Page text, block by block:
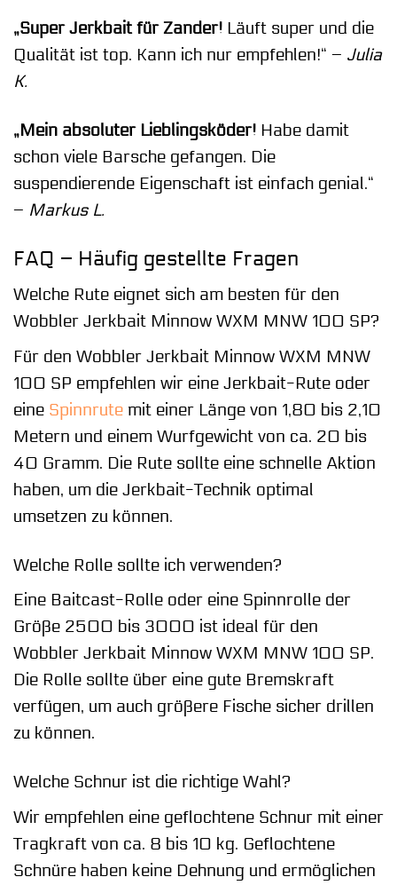
„Super Jerkbait für Zander! Läuft super und die
Qualität ist top. Kann ich nur empfehlen!“ – Julia
K.
„Mein absoluter Lieblingsköder! Habe damit
schon viele Barsche gefangen. Die
suspendierende Eigenschaft ist einfach genial.“
– Markus L.
FAQ – Häufig gestellte Fragen
Welche Rute eignet sich am besten für den
Wobbler Jerkbait Minnow WXM MNW 100 SP?
Für den Wobbler Jerkbait Minnow WXM MNW
100 SP empfehlen wir eine Jerkbait-Rute oder
eine Spinnrute mit einer Länge von 1,80 bis 2,10
Metern und einem Wurfgewicht von ca. 20 bis
40 Gramm. Die Rute sollte eine schnelle Aktion
haben, um die Jerkbait-Technik optimal
umsetzen zu können.
Welche Rolle sollte ich verwenden?
Eine Baitcast-Rolle oder eine Spinnrolle der
Größe 2500 bis 3000 ist ideal für den
Wobbler Jerkbait Minnow WXM MNW 100 SP.
Die Rolle sollte über eine gute Bremskraft
verfügen, um auch größere Fische sicher drillen
zu können.
Welche Schnur ist die richtige Wahl?
Wir empfehlen eine geflochtene Schnur mit einer
Tragkraft von ca. 8 bis 10 kg. Geflochtene
Schnüre haben keine Dehnung und ermöglichen